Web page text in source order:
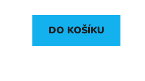
DO KOŠÍKU